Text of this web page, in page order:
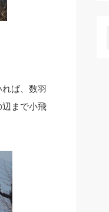
ば、数羽
まで小飛